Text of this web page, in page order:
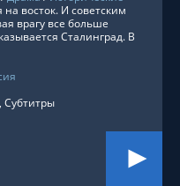
восток. И советским
врагу все больше
Сталинград. В
Субтитры